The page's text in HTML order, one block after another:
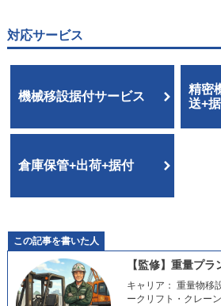
対応サービス
機械移設据付サービス
精密
送+
倉庫保管+出荷+据付
この記事を書いた人
【監修】重量プ
キャリア： 重量物移
ークリフト・クレー